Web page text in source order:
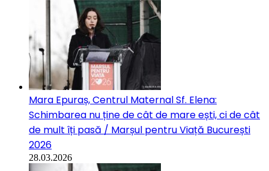
Mara Epuraș, Centrul Maternal Sf. Elena:
Schimbarea nu ține de cât de mare ești, ci de cât
de mult îți pasă / Marșul pentru Viață București
2026
28.03.2026